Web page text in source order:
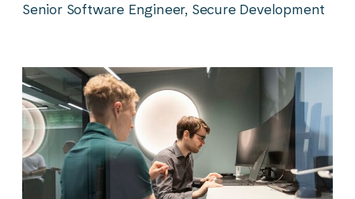
Senior Software Engineer, Secure Development